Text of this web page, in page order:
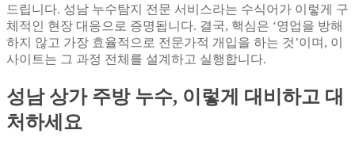
드립니다. 성남 누수탐지 전문 서비스라는 수식어가 이렇게 구
체적인 현장 대응으로 증명됩니다. 결국, 핵심은 ‘영업을 방해
하지 않고 가장 효율적으로 전문가적 개입을 하는 것’이며, 이
사이트는 그 과정 전체를 설계하고 실행합니다.
성남 상가 주방 누수, 이렇게 대비하고 대
처하세요